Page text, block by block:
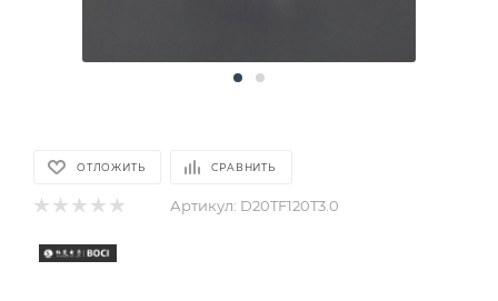
ОТЛОЖИТЬ СРАВНИТЬ
Артикул: D20TF120T3.0